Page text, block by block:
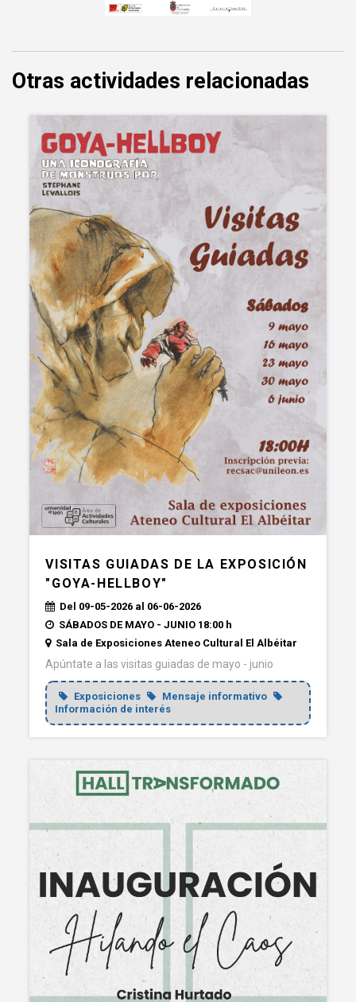
Otras actividades relacionadas
VISITAS GUIADAS DE LA EXPOSICIÓN
"GOYA-HELLBOY"
Del 09-05-2026 al 06-06-2026
SÁBADOS DE MAYO - JUNIO 18:00 h
Sala de Exposiciones Ateneo Cultural El Albéitar
Apúntate a las visitas guiadas de mayo - junio
Exposiciones
Mensaje informativo
Información de interés